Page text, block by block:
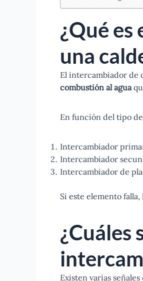
¿Qué
una
El intercambiador de
combustión al agua
En función del tipo
Intercambiador
Intercambiador
Intercambiador de
Si este elemento
¿Cuáles
Existen varias